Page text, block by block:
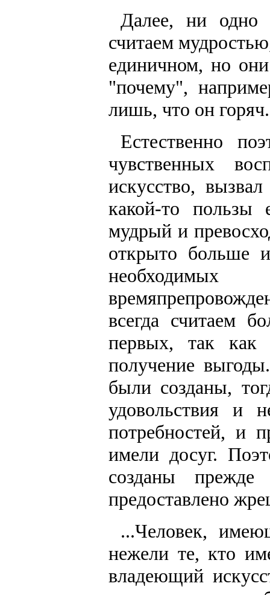
Далее, ни одно
считаем
единичном, но
"почему",
лишь, что он горяч.
Естественно
чувственных
искусство,
какой-то пользы
мудрый и
открыто больше
необходимых
всегда считаем
первых, так
получение
были созданы,
удовольствия и
потребностей, и
имели досуг.
созданы
предоставлено
...Человек,
нежели те, кто
владеющий